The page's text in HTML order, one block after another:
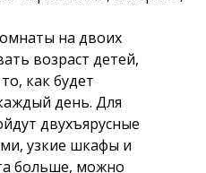
на двоих
возраст детей,
как будет
день. Для
двухъярусные
узкие шкафы и
больше, можно